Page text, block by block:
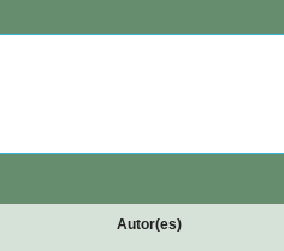
Autor(es)